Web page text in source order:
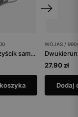
Bezbarwny czyścik samo-nabłyszczający
WOJAS /
27.90 zł
Dodaj